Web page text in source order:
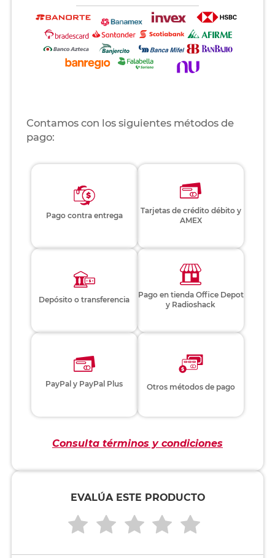
Contamos con los siguientes métodos de
pago:
Pago contra entrega
Tarjetas de crédito débito y
AMEX
Depósito o transferencia
Pago en tienda Office Depot
y Radioshack
PayPal y PayPal Plus Otros métodos de pago
Consulta términos y condiciones
EVALÚA ESTE PRODUCTO